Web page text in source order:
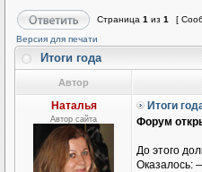
Страница 1 из 1
[
Версия для печати
Итоги года
Автор
Наталья
Автор сайта
Итоги
Форум
До этого
Оказалось: